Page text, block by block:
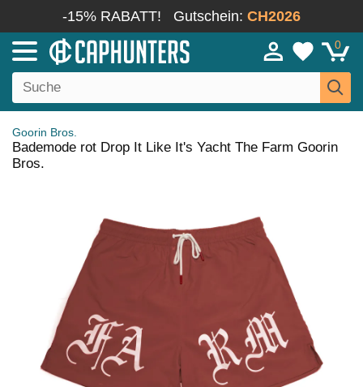
-15% RABATT! Gutschein: CH2026
0
Goorin Bros.
Bademode rot Drop It Like It's Yacht The Farm Goorin
Bros.